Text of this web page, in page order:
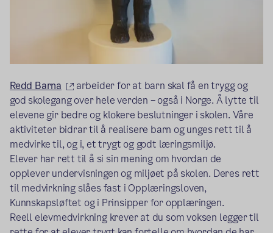
Redd Barna (ekstern lenke)
arbeider for at barn skal få en trygg og
god skolegang over hele verden – også i Norge. Å lytte til
elevene gir bedre og klokere beslutninger i skolen. Våre
aktiviteter bidrar til å realisere barn og unges rett til å
medvirke til, og i, et trygt og godt læringsmiljø.
Elever har rett til å si sin mening om hvordan de
opplever undervisningen og miljøet på skolen. Deres rett
til medvirkning slåes fast i Opplæringsloven,
Kunnskapsløftet og i Prinsipper for opplæringen.
Reell elevmedvirkning krever at du som voksen legger til